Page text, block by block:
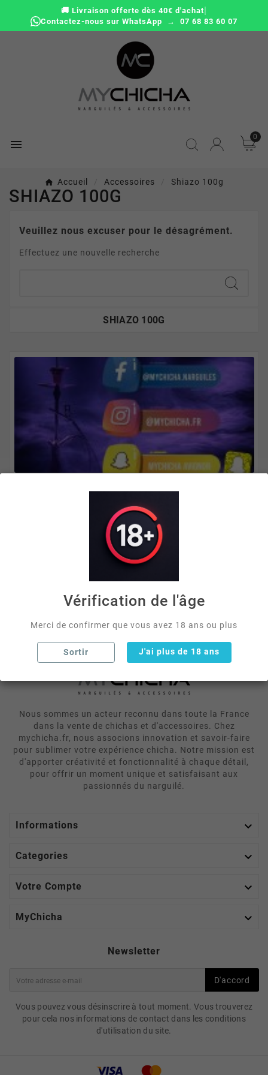
🚚 Livraison offerte dès 40€ d'achat|
Contactez-nous sur WhatsApp → 07 68 83 60 07

0
Accueil Accessoires Shiazo 100g
SHIAZO 100G
Veuillez nous excuser pour le désagrément.
Effectuez une nouvelle recherche
SHIAZO 100G
May 14,2026
MyChicha sur votre smartphone : installez
notre app en 30 secondes
MyChicha est disponible comme application sur
votre smartphone. Installez notre boutique sur
votre ecran d accueil en quelques secondes grace
a la ...
 
Nous sommes un acteur reconnu dans toute la France
dans la vente de chichas et d'accessoires. Chez
mychicha.fr, nous associons innovation et savoir-faire
pour sublimer votre expérience chicha. Notre mission est
d'apporter créativité et fonctionnalité à chaque détail,
pour offrir un moment unique et satisfaisant aux
passionnés du narguilé.
Informations 
Categories 
Votre Compte 
MyChicha 
Newsletter
D'accord
Vous pouvez vous désinscrire à tout moment. Vous trouverez
pour cela nos informations de contact dans les conditions
d'utilisation du site.
Vérification de l'âge
Merci de confirmer que vous avez 18 ans ou plus
Sortir J'ai plus de 18 ans